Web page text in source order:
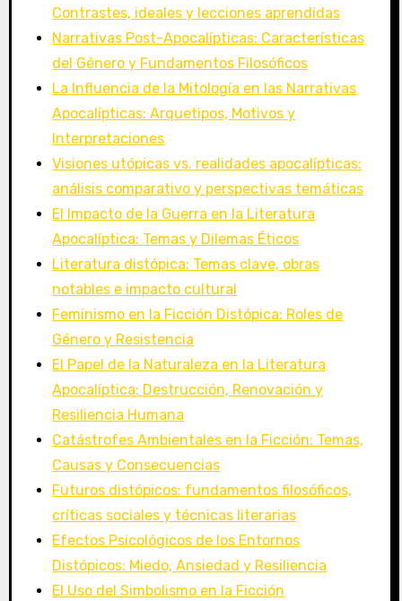
Contrastes, ideales y lecciones aprendidas
Narrativas Post-Apocalípticas: Características
del Género y Fundamentos Filosóficos
La Influencia de la Mitología en las Narrativas
Apocalípticas: Arquetipos, Motivos y
Interpretaciones
Visiones utópicas vs. realidades apocalípticas:
análisis comparativo y perspectivas temáticas
El Impacto de la Guerra en la Literatura
Apocalíptica: Temas y Dilemas Éticos
Literatura distópica: Temas clave, obras
notables e impacto cultural
Feminismo en la Ficción Distópica: Roles de
Género y Resistencia
El Papel de la Naturaleza en la Literatura
Apocalíptica: Destrucción, Renovación y
Resiliencia Humana
Catástrofes Ambientales en la Ficción: Temas,
Causas y Consecuencias
Futuros distópicos: fundamentos filosóficos,
críticas sociales y técnicas literarias
Efectos Psicológicos de los Entornos
Distópicos: Miedo, Ansiedad y Resiliencia
El Uso del Simbolismo en la Ficción